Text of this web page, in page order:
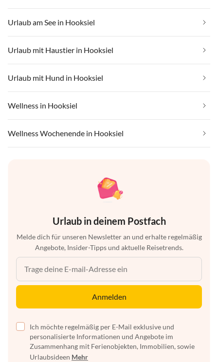
Urlaub am See in Hooksiel
Urlaub mit Haustier in Hooksiel
Urlaub mit Hund in Hooksiel
Wellness in Hooksiel
Wellness Wochenende in Hooksiel
Urlaub in deinem Postfach
Melde dich für unseren Newsletter an und erhalte regelmäßig
Angebote, Insider-Tipps und aktuelle Reisetrends.
Anmelden
Ich möchte regelmäßig per E-Mail exklusive und
personalisierte Informationen und Angebote im
Zusammenhang mit Ferienobjekten, Immobilien, sowie
Urlaubsideen Mehr